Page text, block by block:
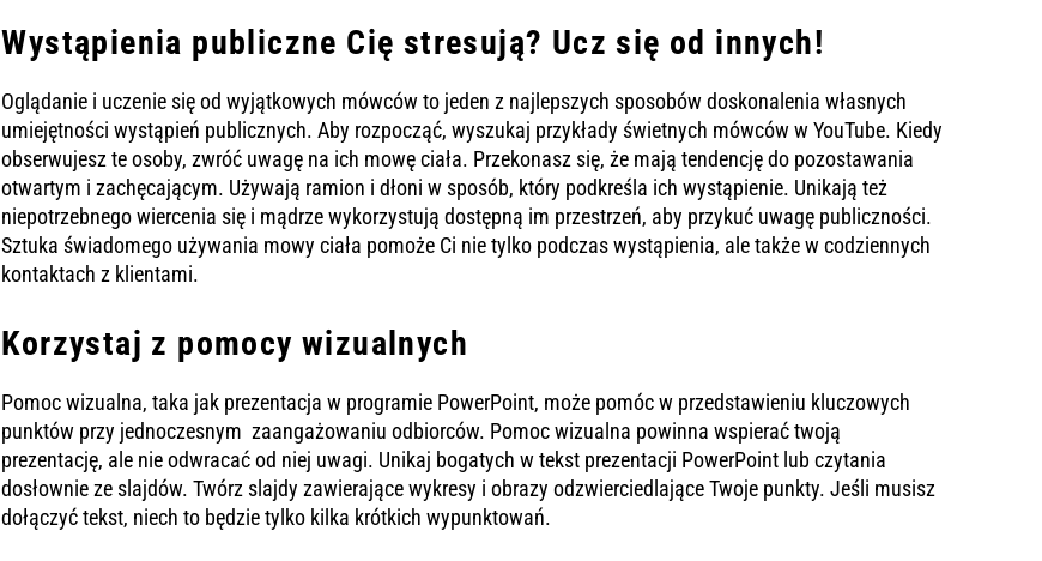
Wystąpienia publiczne Cię stresują? Ucz się od innych!
Oglądanie i uczenie się od wyjątkowych mówców to jeden z najlepszych sposobów doskonalenia własnych
umiejętności wystąpień publicznych. Aby rozpocząć, wyszukaj przykłady świetnych mówców w YouTube. Kiedy
obserwujesz te osoby, zwróć uwagę na ich mowę ciała. Przekonasz się, że mają tendencję do pozostawania
otwartym i zachęcającym. Używają ramion i dłoni w sposób, który podkreśla ich wystąpienie. Unikają też
niepotrzebnego wiercenia się i mądrze wykorzystują dostępną im przestrzeń, aby przykuć uwagę publiczności.
Sztuka świadomego używania mowy ciała pomoże Ci nie tylko podczas wystąpienia, ale także w codziennych
kontaktach z klientami.
Korzystaj z pomocy wizualnych
Pomoc wizualna, taka jak prezentacja w programie PowerPoint, może pomóc w przedstawieniu kluczowych
punktów przy jednoczesnym zaangażowaniu odbiorców. Pomoc wizualna powinna wspierać twoją
prezentację, ale nie odwracać od niej uwagi. Unikaj bogatych w tekst prezentacji PowerPoint lub czytania
dosłownie ze slajdów. Twórz slajdy zawierające wykresy i obrazy odzwierciedlające Twoje punkty. Jeśli musisz
dołączyć tekst, niech to będzie tylko kilka krótkich wypunktowań.